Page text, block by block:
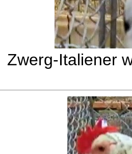
Zwerg-Italiener